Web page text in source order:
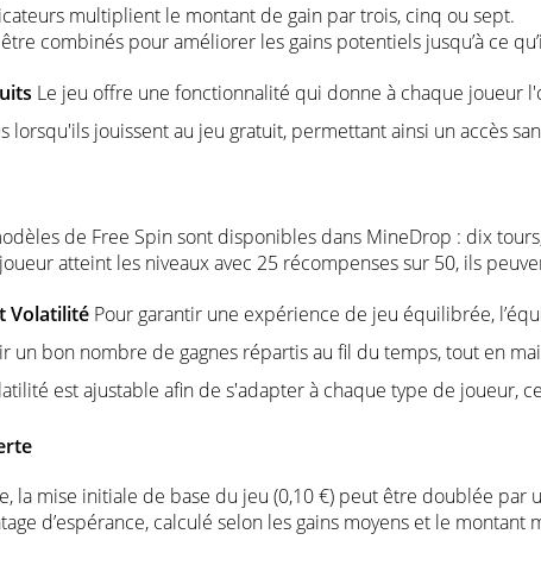
multiplient le montant de gain par trois, cinq ou sept.
combinés pour améliorer les gains potentiels jusqu’à ce
Le jeu offre une fonctionnalité qui donne à chaque joueur
lorsqu'ils jouissent au jeu gratuit, permettant ainsi un accès
de Free Spin sont disponibles dans MineDrop : dix
atteint les niveaux avec 25 récompenses sur 50, ils
Volatilité Pour garantir une expérience de jeu équilibrée,
un bon nombre de gagnes répartis au fil du temps, tout en
est ajustable afin de s'adapter à chaque type de joueur,
la mise initiale de base du jeu (0,10 €) peut être doublée par
d’espérance, calculé selon les gains moyens et le